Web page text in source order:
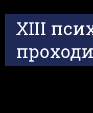
ХІІІ